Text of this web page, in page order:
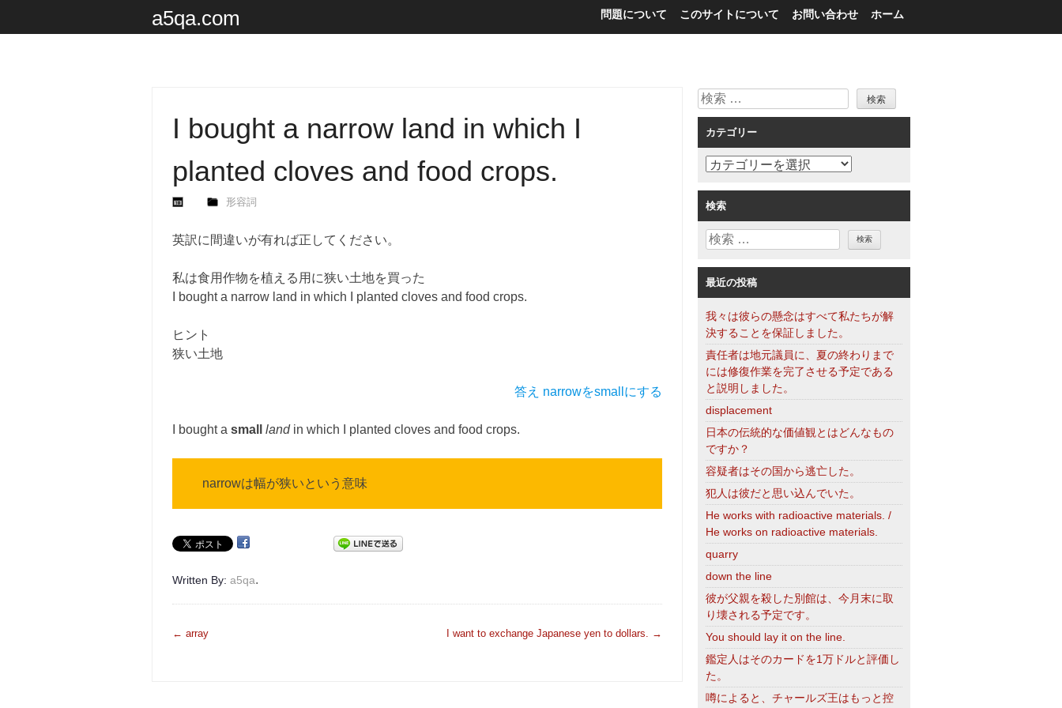
a5qa.com ホーム
お問い合わせ
このサイトについて
問題について
I bought a narrow land in which I
planted cloves and food crops.
形容詞
英訳に間違いが有れば正してください。
私は食用作物を植える用に狭い土地を買った
I bought a narrow land in which I planted cloves and food crops.
ヒント
狭い土地
答え narrowをsmallにする
I bought a small landin which I planted cloves and food crops.
narrowは幅が狭いという意味
Written By: a5qa.
投
← array I want to exchange Japanese yen to dollars. →
検
索
カテゴリー
カ
ゴ
リ
ー
検索
検
最近の投稿
我々は彼らの懸念はすべて私たちが解
決することを保証しました。
責任者は地元議員に、夏の終わりまで
には修復作業を完了させる予定である
と説明しました。
displacement
日本の伝統的な価値観とはどんなもの
ですか？
容疑者はその国から逃亡した。
犯人は彼だと思い込んでいた。
He works with radioactive materials. /
He works on radioactive materials.
quarry
down the line
彼が父親を殺した別館は、今月末に取
り壊される予定です。
You should lay it on the line.
鑑定人はそのカードを1万ドルと評価し
た。
噂によると、チャールズ王はもっと控